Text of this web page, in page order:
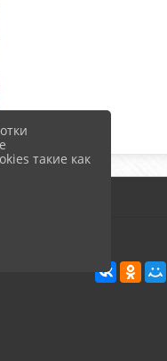
такие как